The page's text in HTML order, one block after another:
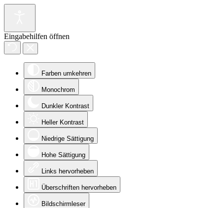
Eingabehilfen öffnen
Farben umkehren
Monochrom
Dunkler Kontrast
Heller Kontrast
Niedrige Sättigung
Hohe Sättigung
Links hervorheben
Überschriften hervorheben
Bildschirmleser